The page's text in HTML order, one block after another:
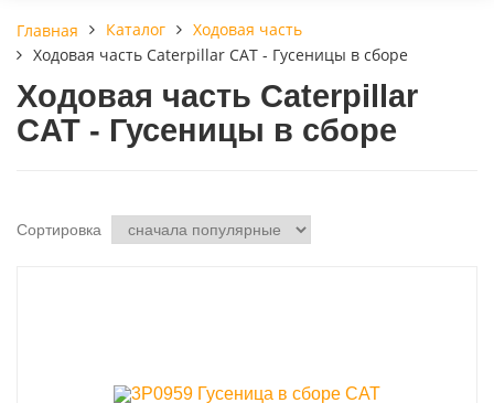
Главная Каталог
Ходовая часть
Ходовая часть Caterpillar CAT - Гусеницы в сборе
Ходовая часть Caterpillar
CAT - Гусеницы в сборе
Сортировка